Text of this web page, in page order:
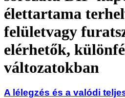
élettartama
felületvagy
elérhetők,
változatokban
A lélegzés és a valódi